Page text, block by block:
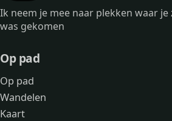
Ik neem je mee naar plekken waar
was gekomen
Op pad
Op pad
Wandelen
Kaart